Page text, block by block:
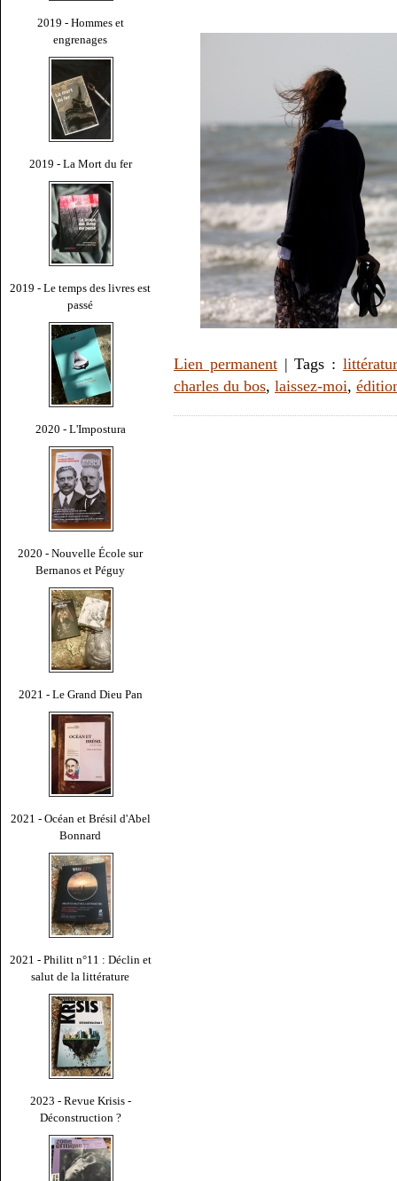
2019 - Hommes et
engrenages
2019 - La Mort du fer
2019 - Le temps des livres est
passé
2020 - L'Impostura
2020 - Nouvelle École sur
Bernanos et Péguy
2021 - Le Grand Dieu Pan
2021 - Océan et Brésil d'Abel
Bonnard
2021 - Philitt n°11 : Déclin et
salut de la littérature
2023 - Revue Krisis -
Déconstruction ?
Lien permanent| Tags :
charles du bos, laissez-moi,